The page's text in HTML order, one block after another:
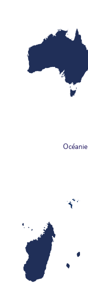
Océanie